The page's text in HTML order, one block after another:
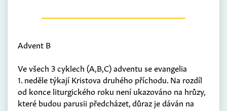
Advent B
Ve všech 3 cyklech (A,B,C) adventu se evangelia
1. neděle týkají Kristova druhého příchodu. Na rozdíl
od konce liturgického roku není ukazováno na hrůzy,
které budou parusii předcházet, důraz je dáván na